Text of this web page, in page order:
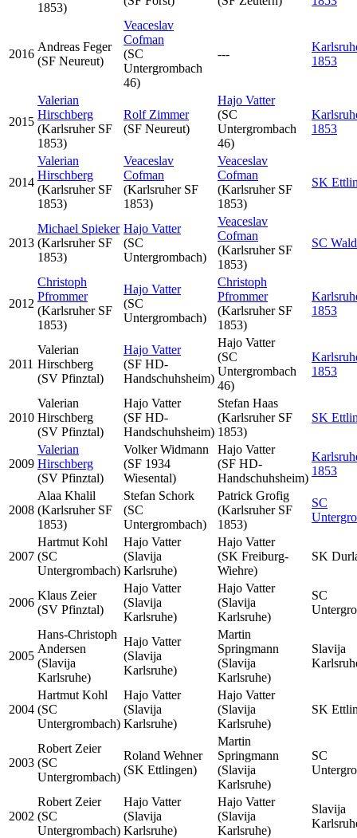
1853)
2016
Andreas Feger
(SF Neureut)
Veaceslav
Cofman
(SC
Untergrombach
46)
---
1853
2015
Valerian
Hirschberg
(Karlsruher SF
1853)
Rolf Zimmer
(SF Neureut)
Hajo Vatter
(SC
Untergrombach
46)
1853
2014
Valerian
Hirschberg
(Karlsruher SF
1853)
Veaceslav
Cofman
(Karlsruher SF
1853)
Veaceslav
Cofman
(Karlsruher SF
1853)
SK
2013
Michael Spieker
(Karlsruher SF
1853)
Hajo Vatter
(SC
Untergrombach)
Veaceslav
Cofman
(Karlsruher SF
1853)
SC
2012
Christoph
Pfrommer
(Karlsruher SF
1853)
Hajo Vatter
(SC
Untergrombach)
Christoph
Pfrommer
(Karlsruher SF
1853)
1853
2011
Valerian
Hirschberg
(SV Pfinztal)
Hajo Vatter
(SF HD-
Handschuhsheim)
Hajo Vatter
(SC
Untergrombach
46)
1853
2010
Valerian
Hirschberg
(SV Pfinztal)
Hajo Vatter
(SF HD-
Handschuhsheim)
Stefan Haas
(Karlsruher SF
1853)
SK
2009
Valerian
Hirschberg
(SV Pfinztal)
Volker Widmann
(SF 1934
Wiesental)
Hajo Vatter
(SF HD-
Handschuhsheim)
1853
2008
Alaa Khalil
(Karlsruher SF
1853)
Stefan Schork
(SC
Untergrombach)
Patrick Grofig
(Karlsruher SF
1853)
SC
2007
Hartmut Kohl
(SC
Untergrombach)
Hajo Vatter
(Slavija
Karlsruhe)
Hajo Vatter
(SK Freiburg-
Wiehre)
SK
2006
Klaus Zeier
(SV Pfinztal)
Hajo Vatter
(Slavija
Karlsruhe)
Hajo Vatter
(Slavija
Karlsruhe)
SC
2005
Hans-Christoph
Andersen
(Slavija
Karlsruhe)
Hajo Vatter
(Slavija
Karlsruhe)
Martin
Springmann
(Slavija
Karlsruhe)
Slavija
2004
Hartmut Kohl
(SC
Untergrombach)
Hajo Vatter
(Slavija
Karlsruhe)
Hajo Vatter
(Slavija
Karlsruhe)
SK
2003
Robert Zeier
(SC
Untergrombach)
Roland Wehner
(SK Ettlingen)
Martin
Springmann
(Slavija
Karlsruhe)
SC
2002
Robert Zeier
(SC
Untergrombach)
Hajo Vatter
(Slavija
Karlsruhe)
Hajo Vatter
(Slavija
Karlsruhe)
Slavija